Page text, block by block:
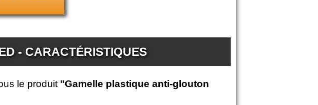
- CARACTÉRISTIQUES
le produit "Gamelle plastique anti-glouton